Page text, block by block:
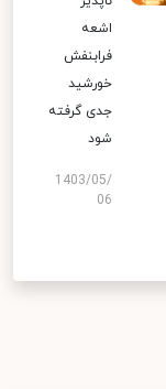
اشعه
فرابنفش
خورشید
جدی گرفته
شود
1403/05/
06